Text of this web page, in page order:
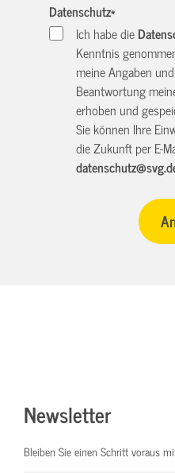
Datenschutz*
Ich habe die
Kenntnis
meine Angaben
Beantwortung
erhoben und
Sie können Ihre
die Zukunft per E-
Newsletter
Bleiben Sie einen Schritt voraus